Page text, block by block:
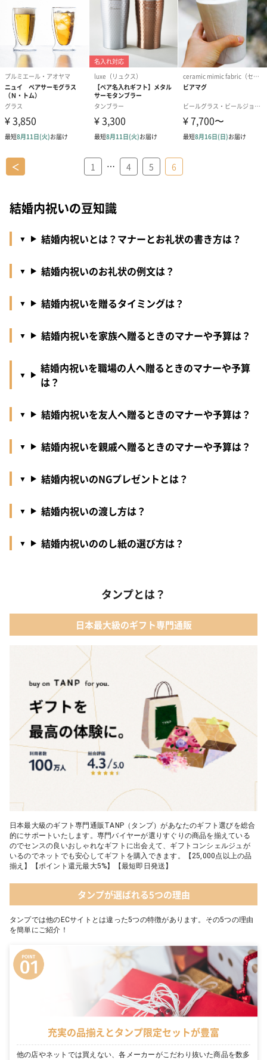
＜ 1 … 4 5 6
結婚内祝いの豆知識
結婚内祝いとは？マナーとお礼状の書き方は？
結婚内祝いのお礼状の例文は？
結婚内祝いを贈るタイミングは？
結婚内祝いを家族へ贈るときのマナーや予算は？
結婚内祝いを職場の人へ贈るときのマナーや予算
は？
結婚内祝いを友人へ贈るときのマナーや予算は？
結婚内祝いを親戚へ贈るときのマナーや予算は？
結婚内祝いのNGプレゼントとは？
結婚内祝いの渡し方は？
結婚内祝いののし紙の選び方は？
タンプとは？
日本最大級のギフト専門通販
日本最大級のギフト専門通販TANP（タンプ）があなたのギフト選びを総合
的にサポートいたします。専門バイヤーが選りすぐりの商品を揃えている
のでセンスの良いおしゃれなギフトに出会えて、ギフトコンシェルジュが
いるのでネットでも安心してギフトを購入できます。【25,000点以上の品
揃え】【ポイント還元最大5%】【最短即日発送】
タンプが選ばれる5つの理由
タンプでは他のECサイトとは違った5つの特徴があります。その5つの理由
を簡単にご紹介！
充実の品揃えとタンプ限定セットが豊富
他の店やネットでは買えない、各メーカーがこだわり抜いた商品を数多